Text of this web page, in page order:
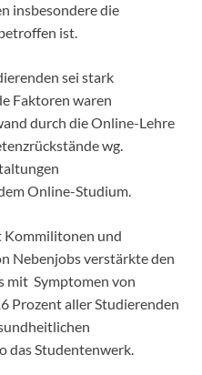
insbesondere die
ist.
sei stark
Faktoren waren
durch die Online-Lehre
wg.
Online-Studium.
Kommilitonen und
Nebenjobs verstärkte den
mit Symptomen von
Prozent aller Studierenden
das Studentenwerk.